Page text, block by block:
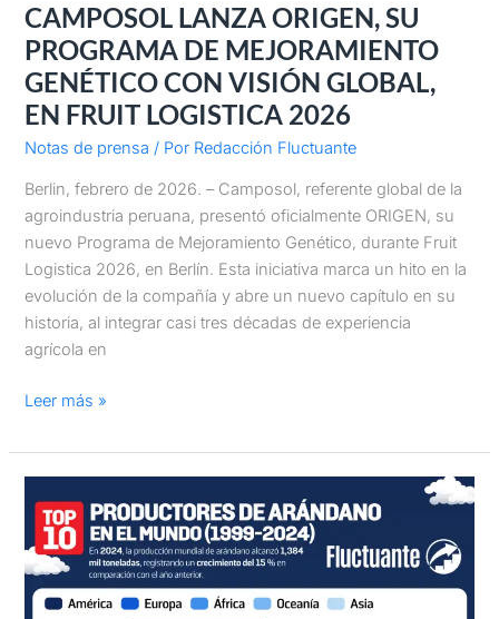
CAMPOSOL LANZA ORIGEN, SU
PROGRAMA DE MEJORAMIENTO
GENÉTICO CON VISIÓN GLOBAL,
EN FRUIT LOGISTICA 2026
Notas de prensa / Por Redacción Fluctuante
Berlin, febrero de 2026. – Camposol, referente global de la
agroindustria peruana, presentó oficialmente ORIGEN, su
nuevo Programa de Mejoramiento Genético, durante Fruit
Logistica 2026, en Berlín. Esta iniciativa marca un hito en la
evolución de la compañía y abre un nuevo capítulo en su
historia, al integrar casi tres décadas de experiencia
agrícola en
FRUIT
LOGISTICA
2026
Leer más »
Productores
de
arándano